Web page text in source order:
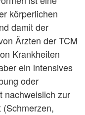
körperlichen
damit der
Ärzten der TCM
Krankheiten
ein intensives
oder
nachweislich zur